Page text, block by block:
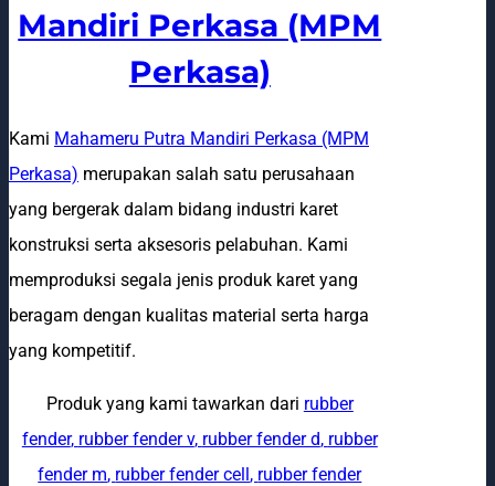
Mandiri Perkasa (MPM
Perkasa)
Kami Mahameru Putra Mandiri Perkasa (MPM
Perkasa) merupakan salah satu perusahaan
yang bergerak dalam bidang industri karet
konstruksi serta aksesoris pelabuhan. Kami
memproduksi segala jenis produk karet yang
beragam dengan kualitas material serta harga
yang kompetitif.
Produk yang kami tawarkan dari rubber
fender, rubber fender v, rubber fender d, rubber
fender m, rubber fender cell, rubber fender